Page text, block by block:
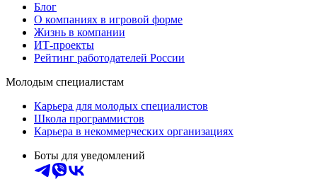
Блог
О компаниях в игровой форме
Жизнь в компании
ИТ-проекты
Рейтинг работодателей России
Молодым специалистам
Карьера для молодых специалистов
Школа программистов
Карьера в некоммерческих организациях
Боты для уведомлений